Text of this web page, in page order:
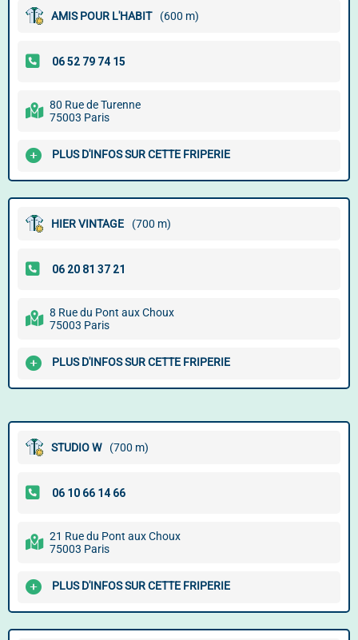
AMIS POUR L'HABIT (600 m)
80 Rue de Turenne
75003 Paris
PLUS D'INFOS SUR CETTE FRIPERIE
HIER VINTAGE (700 m)
8 Rue du Pont aux Choux
75003 Paris
PLUS D'INFOS SUR CETTE FRIPERIE
STUDIO W (700 m)
21 Rue du Pont aux Choux
75003 Paris
PLUS D'INFOS SUR CETTE FRIPERIE